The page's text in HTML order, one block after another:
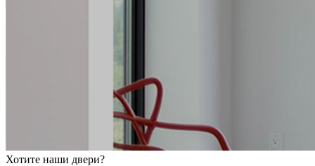
Хотите наши двери?